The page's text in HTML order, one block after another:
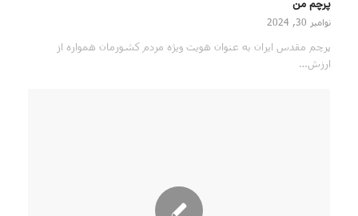
پرچم من
نوامبر 30, 2024
پرچم مقدس ایران به عنوان هویت ویژه مردم کشورمان همواره از
ارزش…